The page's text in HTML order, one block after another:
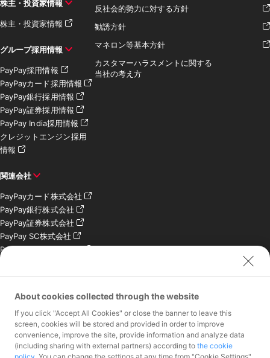
株主・投資家情報
株主・投資家情報
グループ採用情報
PayPay採用情報
PayPayカード採用情報
PayPay銀行採用情報
PayPay証券採用情報
PayPay India採用情報
クレジットエンジン採用
情報
関連会社
PayPayカード株式会社
PayPay銀行株式会社
PayPay証券株式会社
PayPay SC株式会社
PayPay India Pvt. Ltd.
会社
お問い合わせ
加盟店様専用お問い合わ
報道関係者様専用お問い
反社会的勢力に対する方針
勧誘方針
マネロン等基本方針
カスタマーハラスメントに関する
当社の考え方
About cookies collected through the website
If you click "Accept All Cookies" or close the banner to leave this
screen, cookies will be stored and provided in order to improve
convenience, improve the site, provide information and analyze data
(including sharing with external partners) according to the cookie